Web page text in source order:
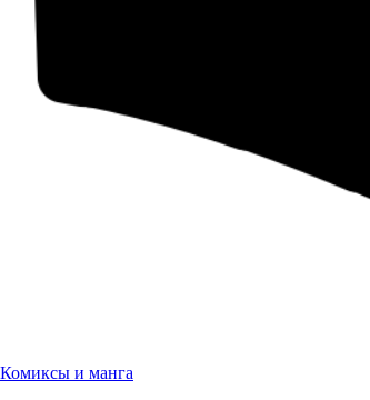
Комиксы и манга